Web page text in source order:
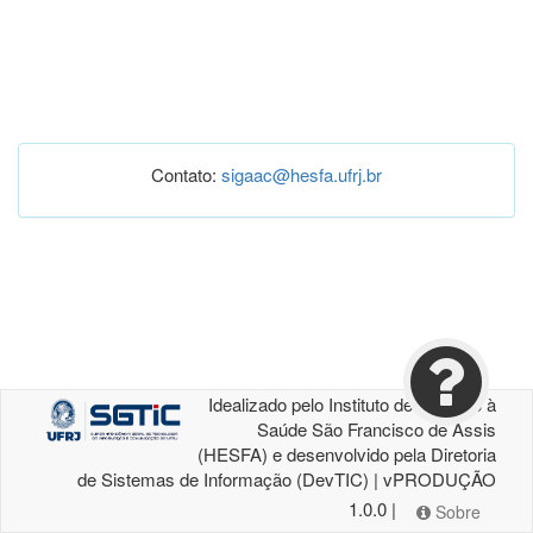
Contato: sigaac@hesfa.ufrj.br
Idealizado pelo Instituto de Atenção à
Saúde São Francisco de Assis
(HESFA) e desenvolvido pela Diretoria
de Sistemas de Informação (DevTIC) | vPRODUÇÃO
1.0.0 |
Sobre